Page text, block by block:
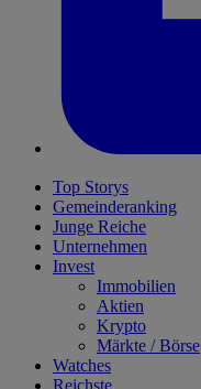
Top Storys
Gemeinderanking
Junge Reiche
Unternehmen
Invest
Immobilien
Aktien
Krypto
Märkte / Börse
Watches
Reichste